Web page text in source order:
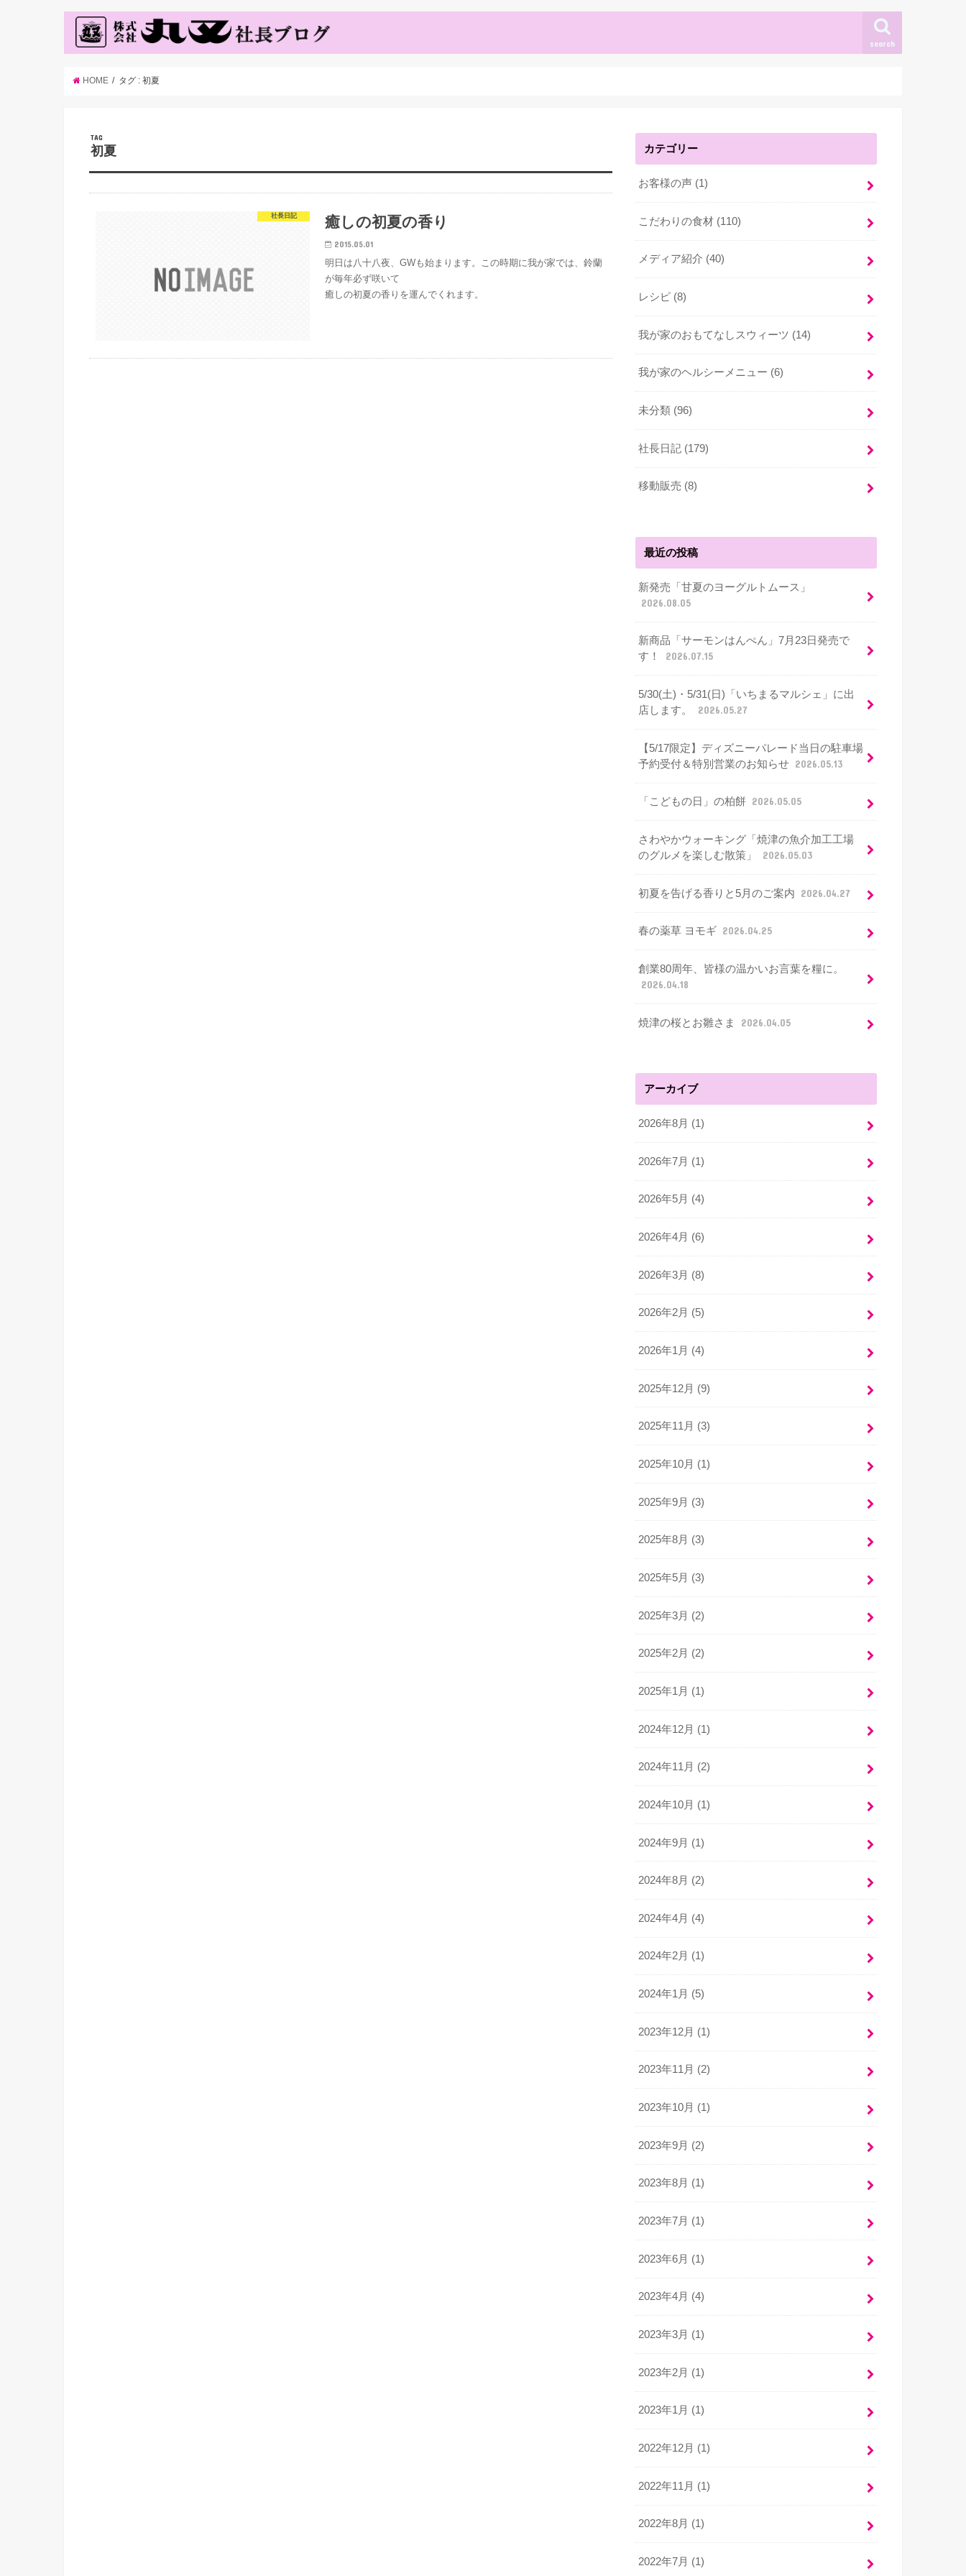
search
HOME タグ : 初夏
TAG
初夏
社長日記 癒しの初夏の香り
2015.05.01
明日は八十八夜、GWも始まります。この時期に我が家では、鈴蘭
が毎年必ず咲いて
癒しの初夏の香りを運んでくれます。
カテゴリー
お客様の声 (1)
こだわりの食材 (110)
メディア紹介 (40)
レシピ (8)
我が家のおもてなしスウィーツ (14)
我が家のヘルシーメニュー (6)
未分類 (96)
社長日記 (179)
移動販売 (8)
最近の投稿
新発売「甘夏のヨーグルトムース」
2026.08.05
新商品「サーモンはんぺん」7月23日発売で
す！
2026.07.15
5/30(土)・5/31(日)「いちまるマルシェ」に出
店します。
2026.05.27
【5/17限定】ディズニーパレード当日の駐車場
予約受付＆特別営業のお知らせ 2026.05.13
「こどもの日」の柏餅 2026.05.05
さわやかウォーキング「焼津の魚介加工工場
のグルメを楽しむ散策」
2026.05.03
初夏を告げる香りと5月のご案内 2026.04.27
春の薬草 ヨモギ 2026.04.25
創業80周年、皆様の温かいお言葉を糧に。
2026.04.18
焼津の桜とお雛さま 2026.04.05
アーカイブ
2026年8月 (1)
2026年7月 (1)
2026年5月 (4)
2026年4月 (6)
2026年3月 (8)
2026年2月 (5)
2026年1月 (4)
2025年12月 (9)
2025年11月 (3)
2025年10月 (1)
2025年9月 (3)
2025年8月 (3)
2025年5月 (3)
2025年3月 (2)
2025年2月 (2)
2025年1月 (1)
2024年12月 (1)
2024年11月 (2)
2024年10月 (1)
2024年9月 (1)
2024年8月 (2)
2024年4月 (4)
2024年2月 (1)
2024年1月 (5)
2023年12月 (1)
2023年11月 (2)
2023年10月 (1)
2023年9月 (2)
2023年8月 (1)
2023年7月 (1)
2023年6月 (1)
2023年4月 (4)
2023年3月 (1)
2023年2月 (1)
2023年1月 (1)
2022年12月 (1)
2022年11月 (1)
2022年8月 (1)
2022年7月 (1)